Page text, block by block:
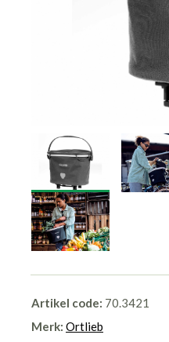
Artikel code: 70.3421
Merk: Ortlieb